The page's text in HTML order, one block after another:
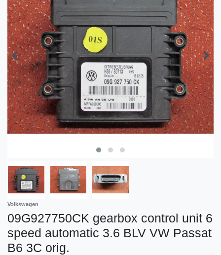
Volkswagen
09G927750CK gearbox control unit 6
speed automatic 3.6 BLV VW Passat
B6 3C orig.